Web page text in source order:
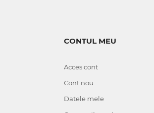
CONTUL MEU
Acces cont
Cont nou
Datele mele